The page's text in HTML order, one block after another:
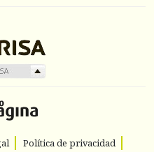
Política de privacidad